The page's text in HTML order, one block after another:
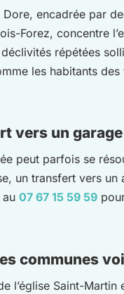
encadrée par
Forez, concentre
répétées
les habitants
vers un garage
peut parfois se
un transfert vers
au 07 67 15 59 59
communes
l’église Saint-